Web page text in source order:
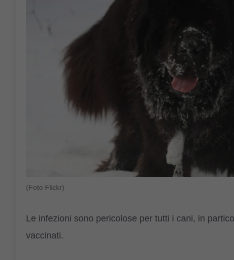
(Foto Flickr)
Le infezioni sono pericolose per tutti i cani, in
vaccinati.